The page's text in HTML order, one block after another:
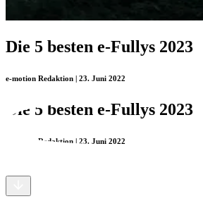
Die 5 besten e-Fullys 2023
e-motion Redaktion | 23. Juni 2022
Die 5 besten e-Fullys 2023
e-motion Redaktion | 23. Juni 2022